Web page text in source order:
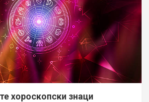
хороскопски знаци